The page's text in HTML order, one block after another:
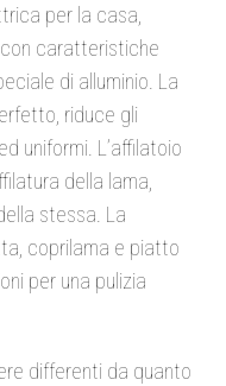
per la casa,
caratteristiche
di alluminio. La
riduce gli
uniformi. L’affilatoio
della lama,
stessa. La
coprilama e piatto
per una pulizia
differenti da quanto